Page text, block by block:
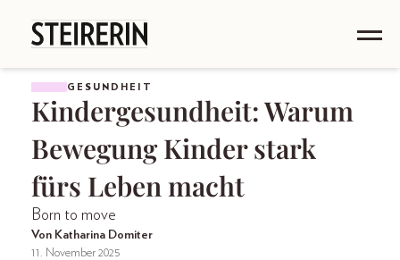
GESUNDHEIT
Kindergesundheit: Warum
Bewegung Kinder stark
fürs Leben macht
Born to move
Von Katharina Domiter
11. November 2025